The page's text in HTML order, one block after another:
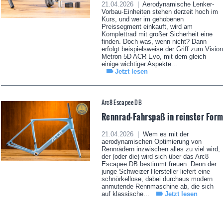
21.04.2026 |
Aerodynamische Lenker-
Vorbau-Einheiten stehen derzeit hoch im
Kurs, und wer im gehobenen
Preissegment einkauft, wird am
Komplettrad mit großer Sicherheit eine
finden. Doch was, wenn nicht? Dann
erfolgt beispielsweise der Griff zum Vision
Metron 5D ACR Evo, mit dem gleich
einige wichtiger Aspekte...
Jetzt lesen
Arc8 Escapee DB
Rennrad-Fahrspaß in reinster Form
21.04.2026 |
Wem es mit der
aerodynamischen Optimierung von
Rennrädern inzwischen alles zu viel wird,
der (oder die) wird sich über das Arc8
Escapee DB bestimmt freuen. Denn der
junge Schweizer Hersteller liefert eine
schnörkellose, dabei durchaus modern
anmutende Rennmaschine ab, die sich
auf klassische...
Jetzt lesen